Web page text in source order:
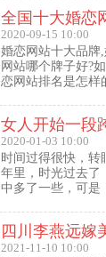
全国十大婚恋
2020-09-15 10:00
婚恋网站十大品牌
网站哪个牌子好?
恋网站排名是怎样
2020-01-03 10:00
时间过得很快，转
年里，时光过去了
中多了一些，可是
2021-11-10 10:00